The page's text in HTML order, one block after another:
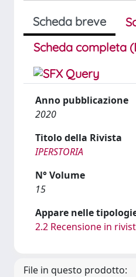
Scheda breve
Scheda completa
Anno pubblicazione
2020
Titolo della Rivista
IPERSTORIA
N° Volume
15
Appare nelle
2.2 Recensione in
File in questo prodotto: